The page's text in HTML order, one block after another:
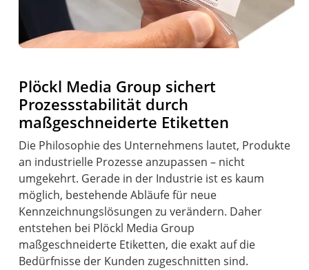
Plöckl Media Group sichert
Prozessstabilität durch
maßgeschneiderte Etiketten
Die Philosophie des Unternehmens lautet, Produkte
an industrielle Prozesse anzupassen – nicht
umgekehrt. Gerade in der Industrie ist es kaum
möglich, bestehende Abläufe für neue
Kennzeichnungslösungen zu verändern. Daher
entstehen bei Plöckl Media Group
maßgeschneiderte Etiketten, die exakt auf die
Bedürfnisse der Kunden zugeschnitten sind.